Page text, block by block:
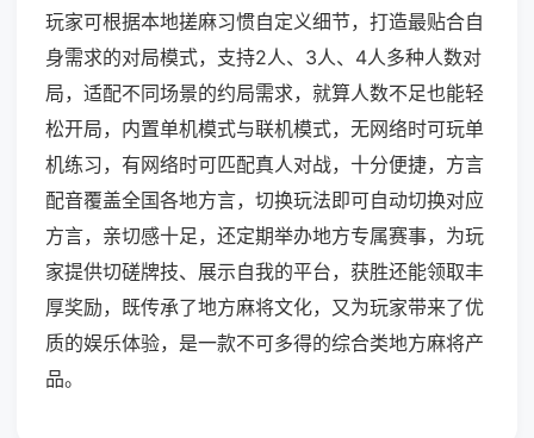
玩家可根据本地搓麻习惯自定义细节，打造最贴合自
身需求的对局模式，支持2人、3人、4人多种人数对
局，适配不同场景的约局需求，就算人数不足也能轻
松开局，内置单机模式与联机模式，无网络时可玩单
机练习，有网络时可匹配真人对战，十分便捷，方言
配音覆盖全国各地方言，切换玩法即可自动切换对应
方言，亲切感十足，还定期举办地方专属赛事，为玩
家提供切磋牌技、展示自我的平台，获胜还能领取丰
厚奖励，既传承了地方麻将文化，又为玩家带来了优
质的娱乐体验，是一款不可多得的综合类地方麻将产
品。